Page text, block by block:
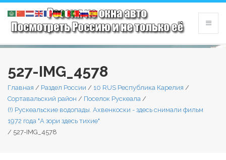
527-IMG_4578
Главная / Раздел России / 10 RUS Республика Карелия /
Сортавальский район / Поселок Рускеала /
(!) Рускеальские водопады. Ахвенкоски - здесь снимали фильм
1972 года "А зори здесь тихие"
/ 527-IMG_4578